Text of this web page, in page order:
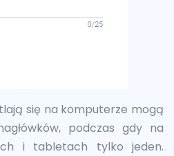
się na komputerze mogą
podczas gdy na
i tabletach tylko jeden.